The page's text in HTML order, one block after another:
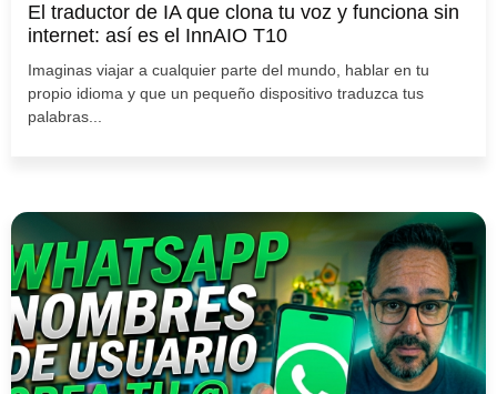
El traductor de IA que clona tu voz y funciona sin
internet: así es el InnAIO T10
Imaginas viajar a cualquier parte del mundo, hablar en tu
propio idioma y que un pequeño dispositivo traduzca tus
palabras...